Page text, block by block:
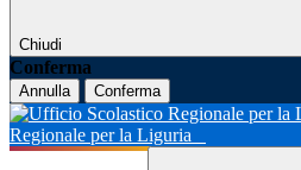
Chiudi
Conferma
Annulla Conferma
Regionale per la Liguria